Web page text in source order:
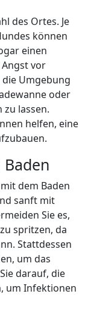
des Ortes. Je
können
einen
vor
die Umgebung
oder
zu lassen.
helfen, eine
dem Baden
sanft mit
Sie es,
spritzen, da
Stattdessen
um das
darauf, die
um Infektionen